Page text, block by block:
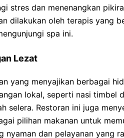
stres dan menenangkan
dilakukan oleh terapis yang
spa ini.
Lezat
yang menyajikan berbagai
lokal, seperti nasi timbel
selera. Restoran ini juga
pilihan makanan untuk
nyaman dan pelayanan yang